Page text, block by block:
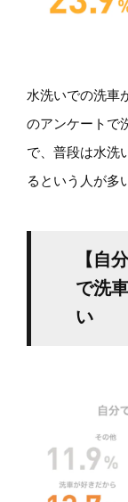
水洗いでの洗車
のアンケートで
で、普段は水洗
るという人が多
【自
で洗
い